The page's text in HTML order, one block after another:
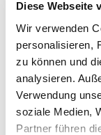
Diese Webseite
Wir verwenden
personalisieren,
zu können und
analysieren.
Verwendung
soziale Medien,
Partner führen
Brandverhalten: